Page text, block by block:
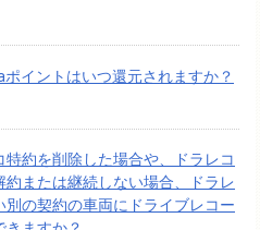
ポイントはいつ還元されますか？
約を削除した場合や、ドラレコ
または継続しない場合、ドラレ
別の契約の車両にドライブレコー